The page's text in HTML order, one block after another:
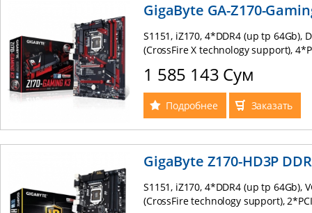
GigaByte GA-Z170-
S1151, iZ170, 4*DDR4 (up tp 64Gb),
(CrossFire X technology support),
Killer E2201, 8-ch sound Realtek
1 585 143 Сум
Подробнее Заказать
GigaByte Z170-HD3P
S1151, iZ170, 4*DDR4 (up tp 64Gb),
(CrossFire technology support),